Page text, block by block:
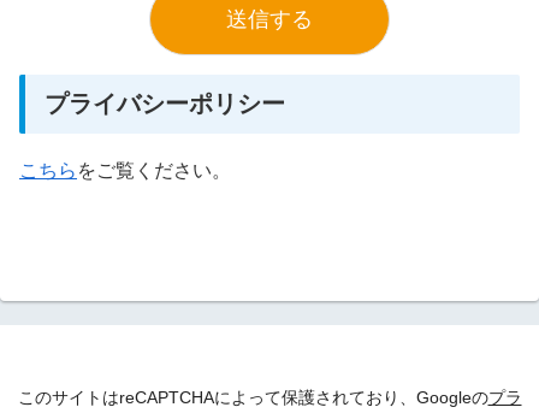
プライバシーポリシー
こちら をご覧ください。
このサイトはreCAPTCHAによって保護されており、Googleのプラ